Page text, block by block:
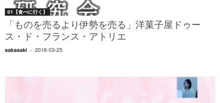
01【食べに行く】
「ものを売るより伊勢を売る」洋菓子屋ドゥー
ス・ド・フランス・アトリエ
sakasaki - 2018-03-25